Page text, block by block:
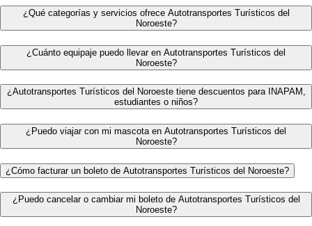
¿Qué categorías y servicios ofrece Autotransportes Turísticos del
Noroeste?
¿Cuánto equipaje puedo llevar en Autotransportes Turísticos del
Noroeste?
¿Autotransportes Turísticos del Noroeste tiene descuentos para INAPAM,
estudiantes o niños?
¿Puedo viajar con mi mascota en Autotransportes Turísticos del
Noroeste?
¿Cómo facturar un boleto de Autotransportes Turísticos del Noroeste?
¿Puedo cancelar o cambiar mi boleto de Autotransportes Turísticos del
Noroeste?